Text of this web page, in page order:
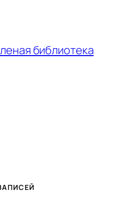
библиотека